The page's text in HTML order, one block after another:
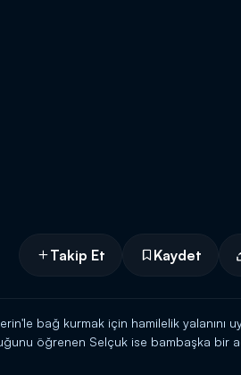
Takip Et Kaydet
bağ kurmak için hamilelik yalanını
öğrenen Selçuk ise bambaşka bir
gerçeğini saklamıştı ancak